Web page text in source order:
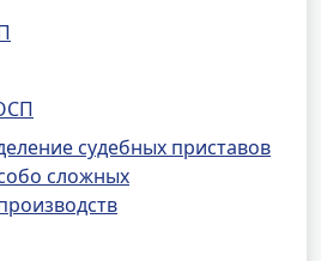
судебных приставов
сложных